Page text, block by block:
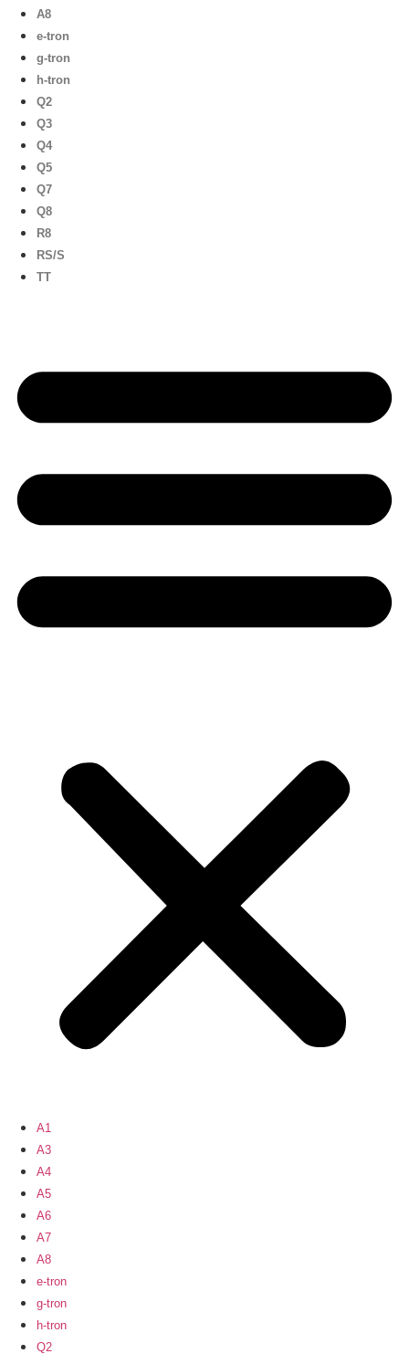
A8
e-tron
g-tron
h-tron
Q2
Q3
Q4
Q5
Q7
Q8
R8
RS/S
TT
A1
A3
A4
A5
A6
A7
A8
e-tron
g-tron
h-tron
Q2